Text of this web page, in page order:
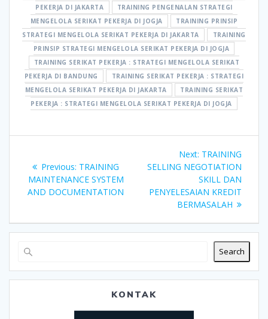
PEKERJA DI JAKARTA
TRAINING PENGENALAN STRATEGI
MENGELOLA SERIKAT PEKERJA DI JOGJA
TRAINING PRINSIP
STRATEGI MENGELOLA SERIKAT PEKERJA DI JAKARTA
TRAINING
PRINSIP STRATEGI MENGELOLA SERIKAT PEKERJA DI JOGJA
TRAINING SERIKAT PEKERJA : STRATEGI MENGELOLA SERIKAT
PEKERJA DI BANDUNG
TRAINING SERIKAT PEKERJA : STRATEGI
MENGELOLA SERIKAT PEKERJA DI JAKARTA
TRAINING SERIKAT
PEKERJA : STRATEGI MENGELOLA SERIKAT PEKERJA DI JOGJA
navigation
Previous: Previous
post:
TRAINING
MAINTENANCE SYSTEM
AND DOCUMENTATION
Next: Next
post:
TRAINING
SELLING NEGOTIATION
SKILL DAN
PENYELESAIAN KREDIT
BERMASALAH
Search
KONTAK